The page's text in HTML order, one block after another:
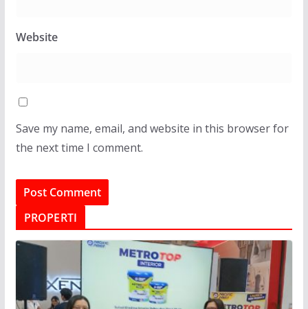
Website
Save my name, email, and website in this browser for
the next time I comment.
PROPERTI